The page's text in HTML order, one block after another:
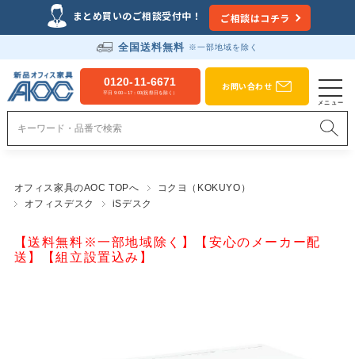
まとめ買いのご相談受付中！ ご相談はコチラ
全国送料無料 ※一部地域を除く
0120-11-6671
平日 9:00～17：00(祝祭日を除く）
お問い合わせ
オフィス家具のAOC TOPへ
コクヨ（KOKUYO）
オフィスデスク
iSデスク
【送料無料※一部地域除く】【安心のメーカー配
送】【組立設置込み】